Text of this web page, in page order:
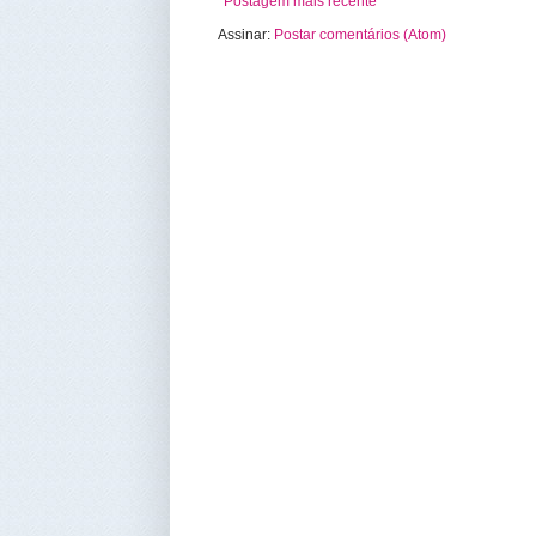
Assinar: Postar comentários (Atom)